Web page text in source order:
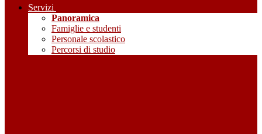
Servizi
Panoramica
Famiglie e studenti
Personale scolastico
Percorsi di studio